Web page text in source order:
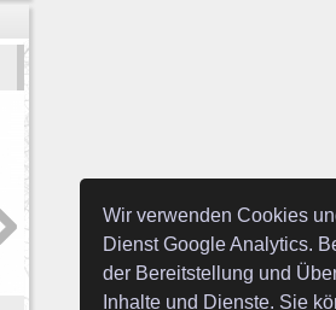
Wir verwenden Cookies
Dienst Google Analytics.
der Bereitstellung und
Inhalte und Dienste. Sie